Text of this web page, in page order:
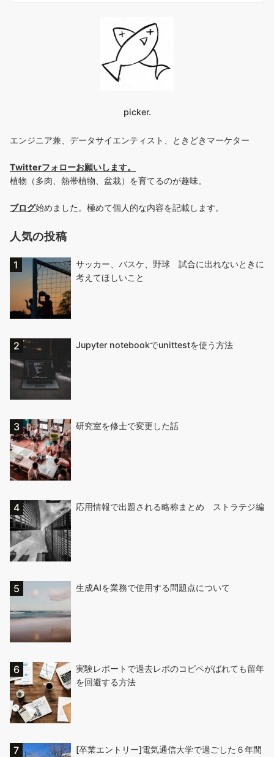
picker.
エンジニア兼、データサイエンティスト、ときどきマーケター
Twitterフォローお願いします。
植物（多肉、熱帯植物、盆栽）を育てるのが趣味。
ブログ始めました。極めて個人的な内容を記載します。
人気の投稿
サッカー、バスケ、野球 試合に出れないときに
考えてほしいこと
Jupyter notebookでunittestを使う方法
研究室を修士で変更した話
応用情報で出題される略称まとめ ストラテジ編
生成AIを業務で使用する問題点について
実験レポートで過去レポのコピペがばれても留年
を回避する方法
[卒業エントリー]電気通信大学で過ごした６年間